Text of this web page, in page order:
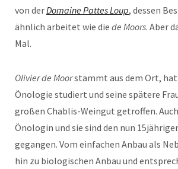
von derDomaine Pattes Loup, dessen
ähnlich arbeitet wie die de Moors. Aber
Mal.
Olivier de Moorstammt aus dem Ort,
Önologie studiert und seine spätere
großen Chablis-Weingut getroffen.
Önologin und sie sind den nun
gegangen. Vom einfachen Anbau als
hin zu biologischen Anbau und